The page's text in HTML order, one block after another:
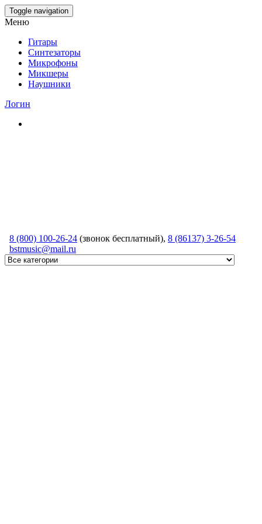
Skip
to
content
Toggle navigation
Меню
Гитары
Синтезаторы
Микрофоны
Микшеры
Наушники
Логин
8 (800) 100-26-24 (звонок бесплатный), 8 (86137) 3-26-54
bstmusic@mail.ru